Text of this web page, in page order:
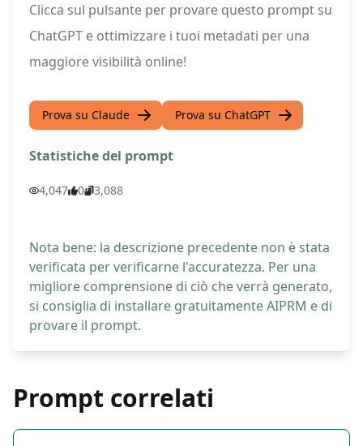
Clicca sul pulsante per provare questo prompt su
ChatGPT e ottimizzare i tuoi metadati per una
maggiore visibilità online!
Prova su Claude Prova su ChatGPT
Statistiche del prompt
4,047 0 3,088
Nota bene: la descrizione precedente non è stata
verificata per verificarne l'accuratezza. Per una
migliore comprensione di ciò che verrà generato,
si consiglia di installare gratuitamente AIPRM e di
provare il prompt.
Prompt correlati